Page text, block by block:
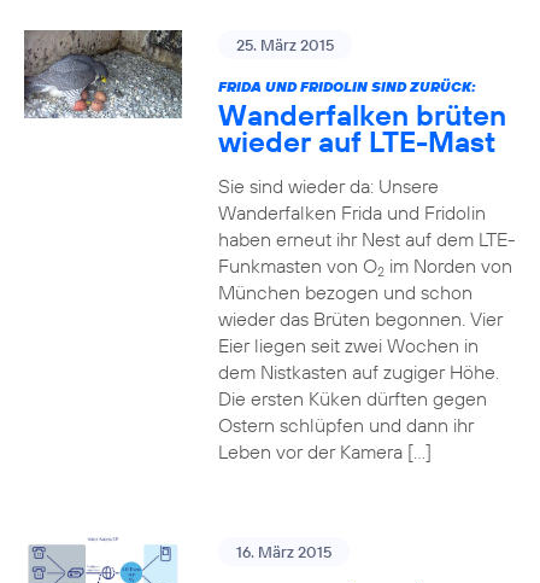
25. März 2015
FRIDA UND FRIDOLIN SIND ZURÜCK:
Wanderfalken brüten
wieder auf LTE-Mast
Sie sind wieder da: Unsere
Wanderfalken Frida und Fridolin
haben erneut ihr Nest auf dem LTE-
Funkmasten von O2im Norden von
München bezogen und schon
wieder das Brüten begonnen. Vier
Eier liegen seit zwei Wochen in
dem Nistkasten auf zugiger Höhe.
Die ersten Küken dürften gegen
Ostern schlüpfen und dann ihr
Leben vor der Kamera […]
16. März 2015